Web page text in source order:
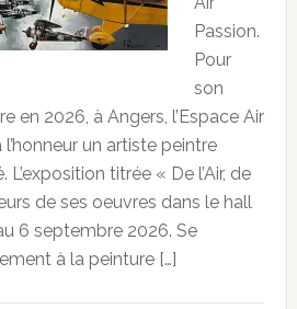
Passion.
Pour
son
en 2026, à Angers, l’Espace Air
un artiste peintre
titrée « De l’Air, de
de ses oeuvres dans le hall
6 septembre 2026. Se
à la peinture […]